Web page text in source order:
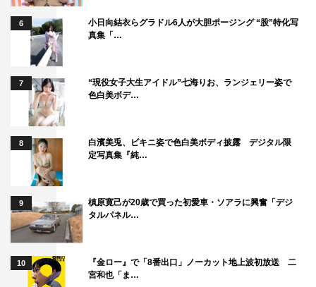
6
小日向結衣らグラドル6人が大胆ポージング “股”特化写
真集「…
7
“現役女子大生アイドル”七海りお、ランジェリー姿で
色白美ボデ…
8
白濱美兎、ビキニ姿で色白美ボディ披露 デジタル限
定写真集『純…
9
槙原寛己が20歳で買った初愛車・ソアラに興奮「デジ
タルパネル…
10
『金ロー』で「8番出口」ノーカット地上波初放送 二
宮和也「ま…